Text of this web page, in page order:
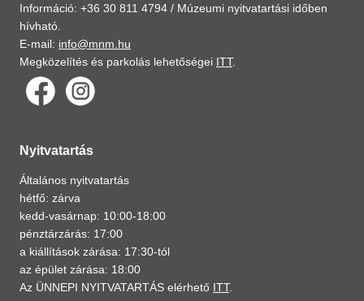
Információ: +36 30 811 4794 / Múzeumi nyitvatartási időben
hívható.
E-mail: info@mnm.hu
Megközelítés és parkolás lehetőségei ITT.
Nyitvatartás
Általános nyitvatartás
hétfő: zárva
kedd-vasárnap: 10:00-18:00
pénztárzárás: 17:00
a kiállítások zárása: 17:30-tól
az épület zárása: 18:00
Az ÜNNEPI NYITVATARTÁS elérhető ITT.